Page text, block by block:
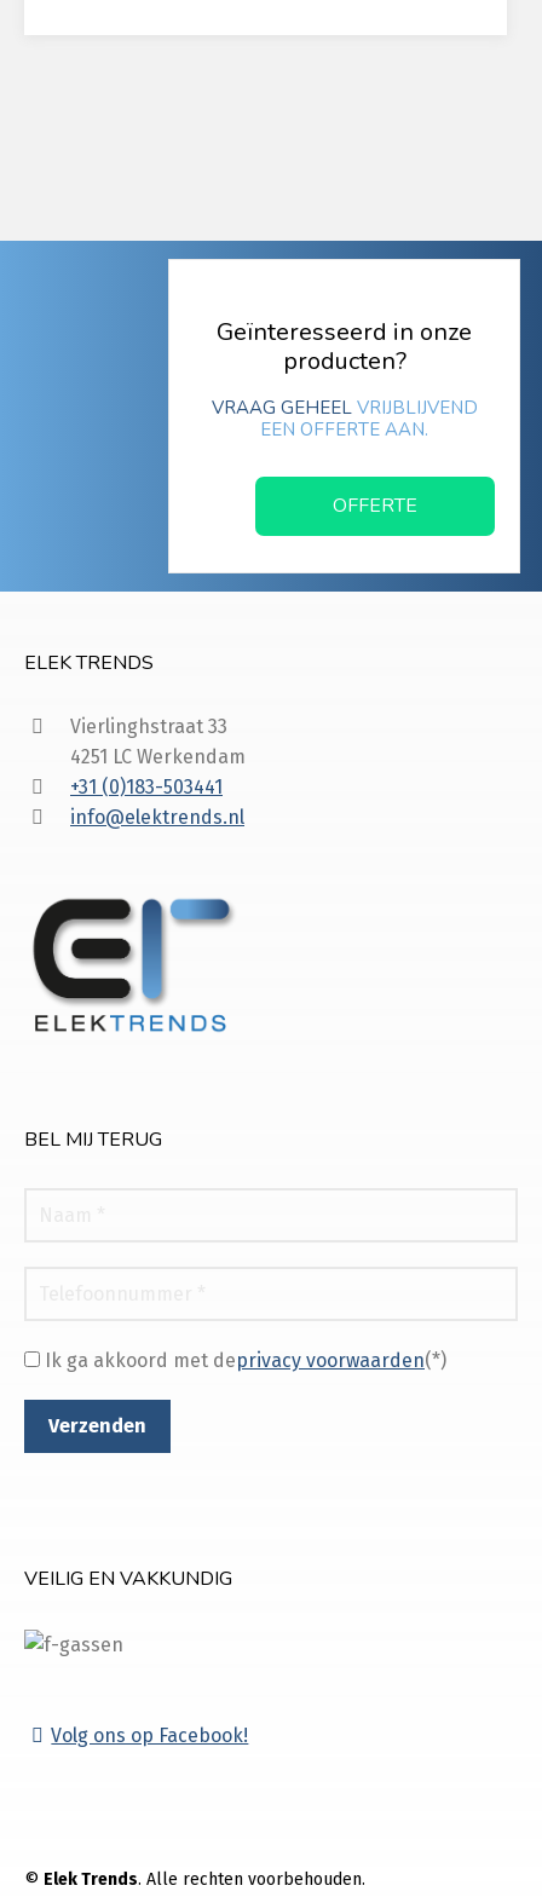
Geïnteresseerd in onze
producten?
VRAAG GEHEEL VRIJBLIJVEND
EEN OFFERTE AAN.
OFFERTE
ELEK TRENDS
Vierlinghstraat 33
4251 LC Werkendam
+31 (0)183-503441
info@elektrends.nl
BEL MIJ TERUG
Ik ga akkoord met deprivacy voorwaarden(*)
VEILIG EN VAKKUNDIG
Volg ons op Facebook!
© Elek Trends. Alle rechten voorbehouden.